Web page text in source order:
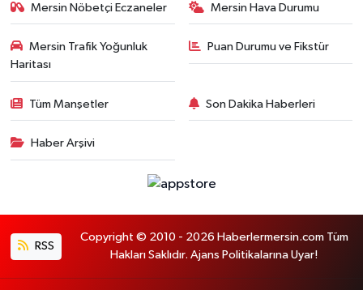
Mersin Nöbetçi Eczaneler Mersin Hava Durumu
Mersin Trafik Yoğunluk
Haritası
Puan Durumu ve Fikstür
Tüm Manşetler Son Dakika Haberleri
Haber Arşivi
RSS
Copyright © 2010 - 2026 Haberlermersin.com Tüm
Hakları Saklıdır. Ajans Politikalarına Uyar!